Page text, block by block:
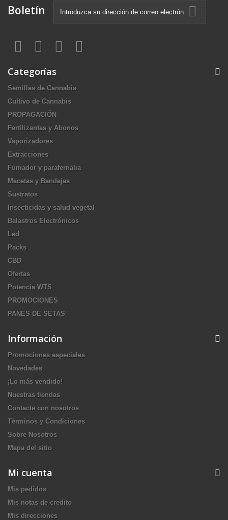
Boletín
Categorías
Semillas de Cannabis
Cultivo de Cannabis
PROPAGACIÓN
Fertilizantes y Abonos
Vaporizadores
Extracciones
Fumador y parafernalia
Macetas y Bandejas
Sustratos
Insecticidas y salud vegetal
Balastros Electrónicos
Led
Packs
CBD
Ofertas
Potencia WTS
PROMOCIONES
PANES DE SETAS
Información
Promociones especiales
Novedades
¡Lo más vendido!
Nuestras tiendas
Contacte con nosotros
Términos y Condiciones
Sobre Nosotros
Mapa del sitio
Mi cuenta
Mis pedidos
Mis notas de credito
Mis direcciones